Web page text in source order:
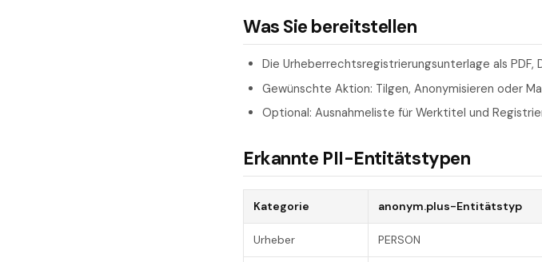
Was Sie bereitstellen
Die Urheberrechtsregistrierungsunterlage als PDF,
Gewünschte Aktion: Tilgen, Anonymisieren oder
Optional: Ausnahmeliste für Werktitel und
Erkannte PII-Entitätstypen
Kategorie anonym.plus-Entitätstyp
Urheber PERSON